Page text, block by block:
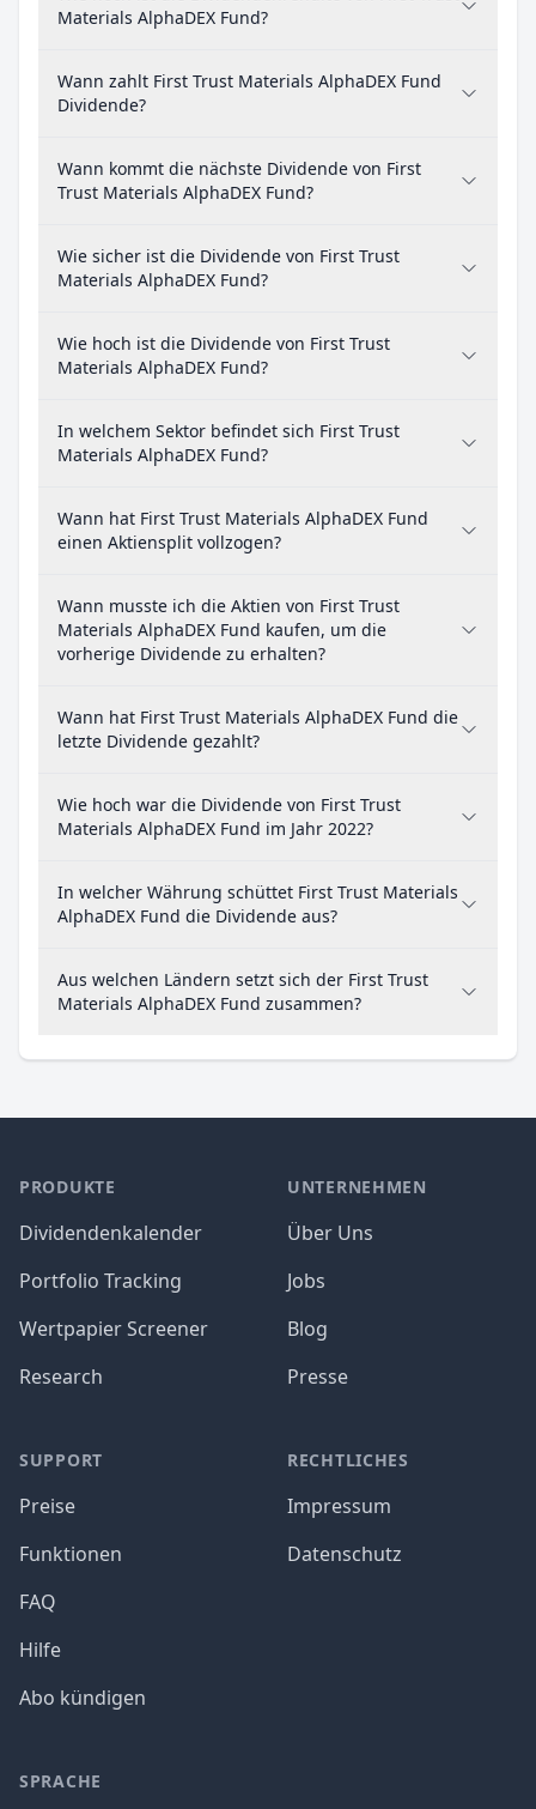
Materials AlphaDEX Fund?
Wann zahlt First Trust Materials AlphaDEX Fund
Dividende?
Wann kommt die nächste Dividende von First
Trust Materials AlphaDEX Fund?
Wie sicher ist die Dividende von First Trust
Materials AlphaDEX Fund?
Wie hoch ist die Dividende von First Trust
Materials AlphaDEX Fund?
In welchem Sektor befindet sich First Trust
Materials AlphaDEX Fund?
Wann hat First Trust Materials AlphaDEX Fund
einen Aktiensplit vollzogen?
Wann musste ich die Aktien von First Trust
Materials AlphaDEX Fund kaufen, um die
vorherige Dividende zu erhalten?
Wann hat First Trust Materials AlphaDEX Fund die
letzte Dividende gezahlt?
Wie hoch war die Dividende von First Trust
Materials AlphaDEX Fund im Jahr 2022?
In welcher Währung schüttet First Trust Materials
AlphaDEX Fund die Dividende aus?
Aus welchen Ländern setzt sich der First Trust
Materials AlphaDEX Fund zusammen?
PRODUKTE
Dividendenkalender
Portfolio Tracking
Wertpapier Screener
Research
SUPPORT
Preise
Funktionen
FAQ
Hilfe
Abo kündigen
UNTERNEHMEN
Über Uns
Jobs
Blog
Presse
RECHTLICHES
Impressum
Datenschutz
SPRACHE